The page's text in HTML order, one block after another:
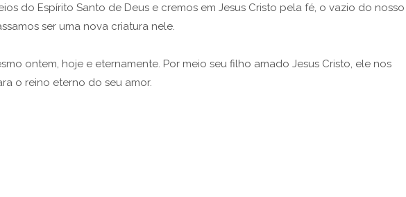
do Espírito Santo de Deus e cremos em Jesus Cristo pela fé, o vazio do nosso
ser uma nova criatura nele.
ontem, hoje e eternamente. Por meio seu filho amado Jesus Cristo, ele nos
o reino eterno do seu amor.